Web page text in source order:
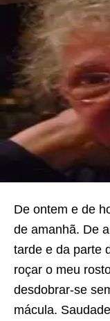
De ontem e de
de amanhã. De
tarde e da parte
roçar o meu
desdobrar-se
mácula.